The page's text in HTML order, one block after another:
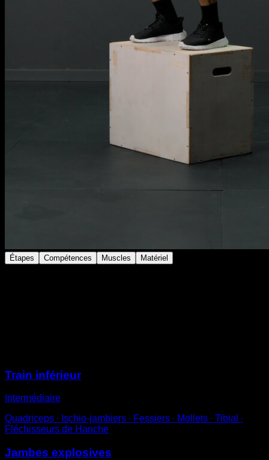
Étapes Compétences Muscles Matériel
Train inférieur
Intermédiaire
Quadriceps ∙ Ischio-jambiers ∙ Fessiers ∙ Mollets ∙ Tibial ∙
Fléchisseurs de Hanche
Jambes explosives